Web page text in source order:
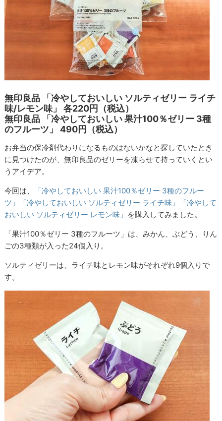
無印良品 「冷やしておいしい ソルティゼリー ライチ
味/レモン味」 各220円（税込）
無印良品 「冷やしておいしい 果汁100％ゼリー 3種
のフルーツ」 490円（税込）
お弁当の保冷剤代わりになるものはないかなと探していたとき
に見つけたのが、無印良品のゼリーを凍らせて持っていくとい
うアイデア。
今回は、
「冷やしておいしい 果汁100％ゼリー 3種のフルー
ツ」
「冷やしておいしい ソルティゼリー ライチ味」
「冷やして
おいしい ソルティゼリー レモン味」 を購入してみました。
「果汁100％ゼリー 3種のフルーツ」は、みかん、ぶどう、りん
ごの3種類が入った24個入り。
ソルティゼリーは、ライチ味とレモン味がそれぞれ9個入りで
す。